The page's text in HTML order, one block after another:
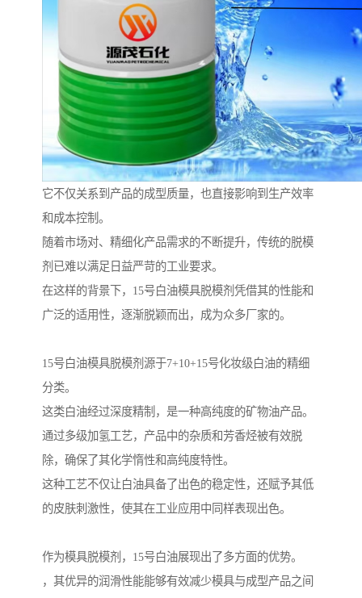
它不仅关系到产品的成型质量，也直接影响到生产效率
和成本控制。
随着市场对、精细化产品需求的不断提升，传统的脱模
剂已难以满足日益严苛的工业要求。
在这样的背景下，15号白油模具脱模剂凭借其的性能和
广泛的适用性，逐渐脱颖而出，成为众多厂家的。
15号白油模具脱模剂源于7+10+15号化妆级白油的精细
分类。
这类白油经过深度精制，是一种高纯度的矿物油产品。
通过多级加氢工艺，产品中的杂质和芳香烃被有效脱
除，确保了其化学惰性和高纯度特性。
这种工艺不仅让白油具备了出色的稳定性，还赋予其低
的皮肤刺激性，使其在工业应用中同样表现出色。
作为模具脱模剂，15号白油展现出了多方面的优势。
，其优异的润滑性能能够有效减少模具与成型产品之间